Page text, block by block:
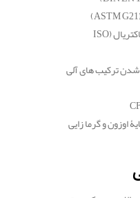
(ISO
ترکیب های آلی
اوزون و گرما زایی